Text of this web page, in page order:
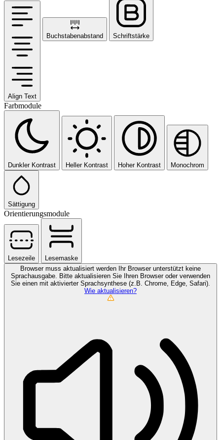
Align Text
Buchstabenabstand Schriftstärke
Farbmodule
Dunkler Kontrast Heller Kontrast Hoher Kontrast Monochrom
Sättigung
Orientierungsmodule
Lesezeile
Lesemaske
Browser muss aktualisiert werden
Ihr Browser unterstützt keine
Sprachausgabe. Bitte aktualisieren Sie Ihren Browser oder verwenden
Sie einen mit aktivierter Sprachsynthese (z.B. Chrome, Edge, Safari).
Wie aktualisieren?